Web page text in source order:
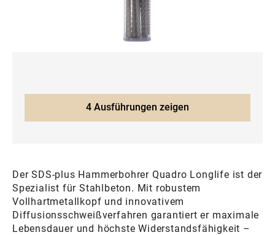
4 Ausführungen zeigen
Der SDS-plus Hammerbohrer Quadro Longlife ist der
Spezialist für Stahlbeton. Mit robustem
Vollhartmetallkopf und innovativem
Diffusionsschweißverfahren garantiert er maximale
Lebensdauer und höchste Widerstandsfähigkeit –